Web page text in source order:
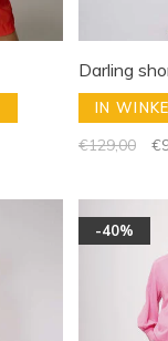
Darling
IN
€129,00
-40%